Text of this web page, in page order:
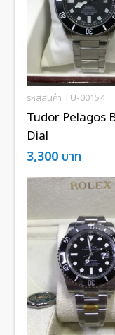
รหัสสินค้า TU-00154
Tudor Pelagos
Dial
3,300 บาท